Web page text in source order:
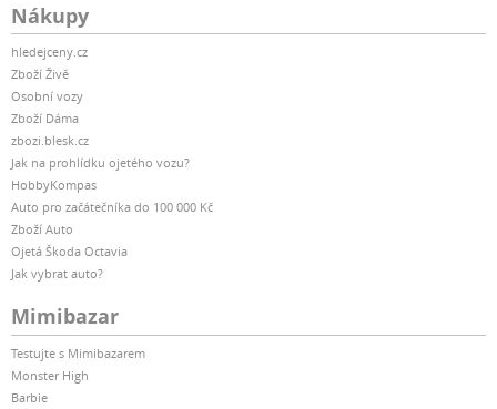
Nákupy
hledejceny.cz
Zboží Živě
Osobní vozy
Zboží Dáma
zbozi.blesk.cz
Jak na prohlídku ojetého vozu?
HobbyKompas
Auto pro začátečníka do 100 000 Kč
Zboží Auto
Ojetá Škoda Octavia
Jak vybrat auto?
Mimibazar
Testujte s Mimibazarem
Monster High
Barbie